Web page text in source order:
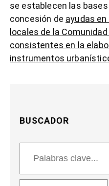
se establecen las
concesión de ayudas
locales de la
consistentes en la
instrumentos
BUSCADOR